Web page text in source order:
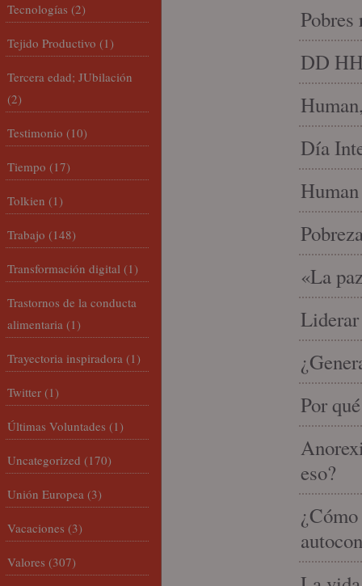
DD
Día
«La
Liderar
Por
eso?
Tecnologías (2)
Tejido Productivo (1)
Tercera edad; JUbilación
(2)
Testimonio (10)
Tiempo (17)
Tolkien (1)
Trabajo (148)
Transformación digital (1)
Trastornos de la conducta
alimentaria (1)
Trayectoria inspiradora (1)
Twitter (1)
Últimas Voluntades (1)
Uncategorized (170)
Unión Europea (3)
Vacaciones (3)
Valores (307)